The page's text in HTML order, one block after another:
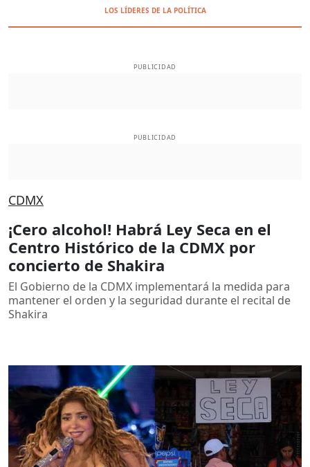
LOS LÍDERES DE LA POLÍTICA
PUBLICIDAD
PUBLICIDAD
CDMX
¡Cero alcohol! Habrá Ley Seca en el
Centro Histórico de la CDMX por
concierto de Shakira
El Gobierno de la CDMX implementará la medida para
mantener el orden y la seguridad durante el recital de
Shakira